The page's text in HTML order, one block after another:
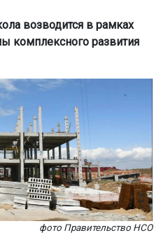
возводится в рамках
комплексного развития
фото Правительство НСО